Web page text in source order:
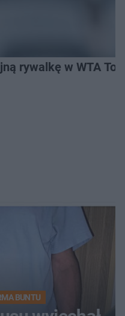
rywalkę w WTA
BUNTU